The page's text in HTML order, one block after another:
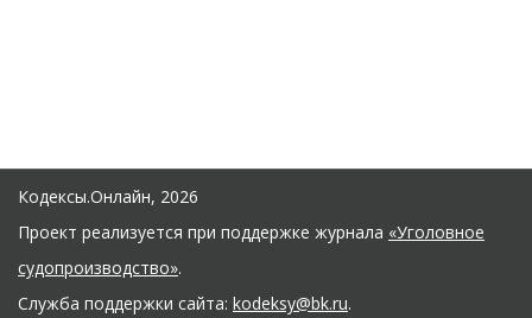
Кодексы.Онлайн, 2026
Проект реализуется при поддержке журнала «Уголовное
судопроизводство».
Служба поддержки сайта: kodeksy@bk.ru.